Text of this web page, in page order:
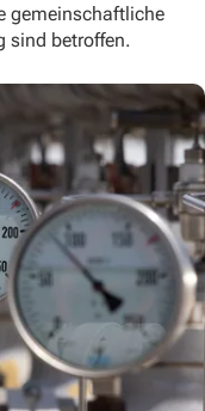
gemeinschaftliche
sind betroffen.